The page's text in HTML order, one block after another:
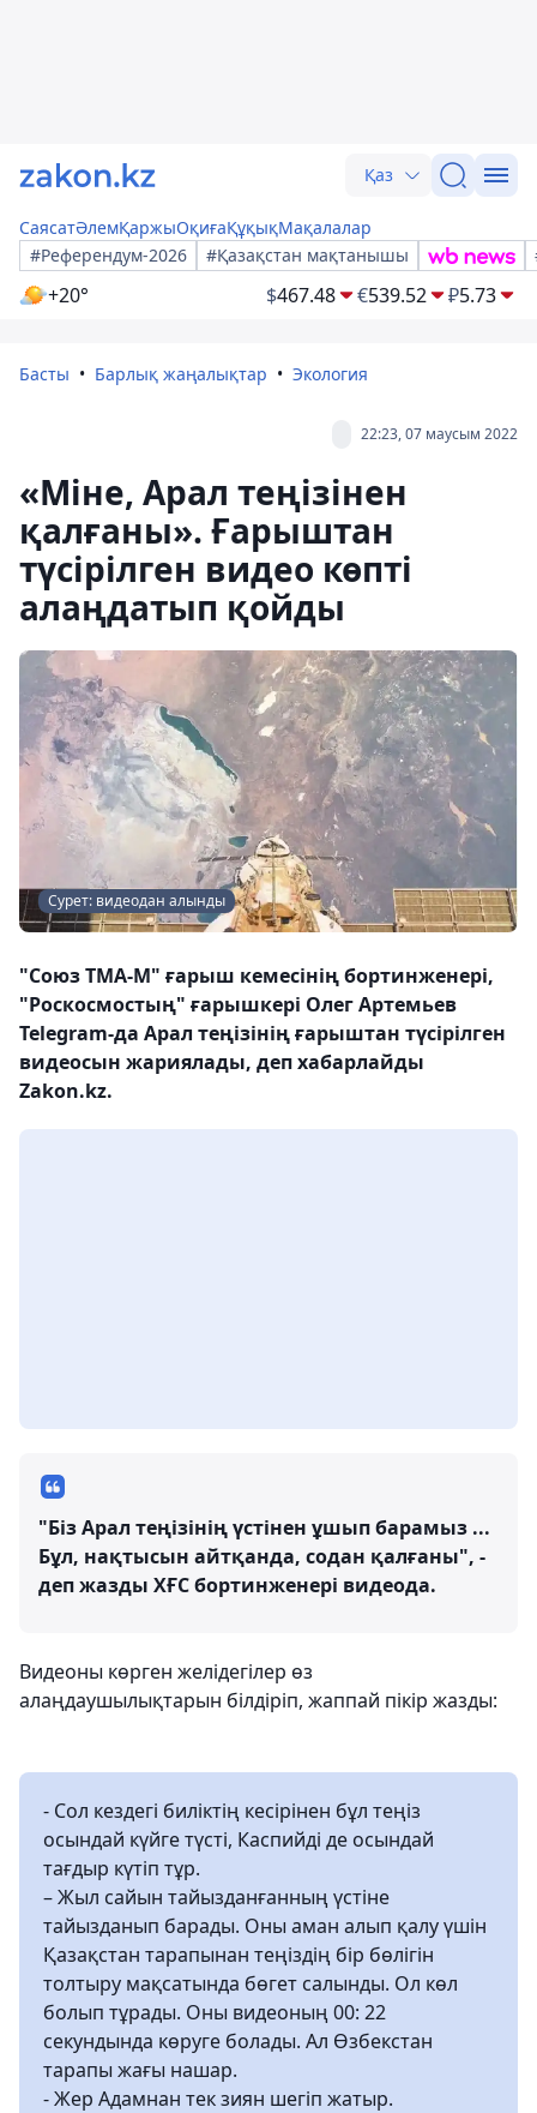
Қаз
СаясатӘлемҚаржыОқиғаҚұқықМақалалар
#Референдум-2026
#Қазақстан мақтанышы
+20° $467.48 €539.52 ₽5.73
Басты Барлық жаңалықтар Экология
22:23, 07 маусым 2022
«Міне, Арал теңізінен
қалғаны». Ғарыштан
түсірілген видео көпті
алаңдатып қойды
Сурет: видеодан алынды
"Союз ТМА-М" ғарыш кемесінің бортинженері,
"Роскосмостың" ғарышкері Олег Артемьев
Telegram-да Арал теңізінің ғарыштан түсірілген
видеосын жариялады, деп хабарлайды
Zakon.kz.
"Біз Арал теңізінің үстінен ұшып барамыз ...
Бұл, нақтысын айтқанда, содан қалғаны", -
деп жазды ХҒС бортинженері видеода.
Видеоны көрген желідегілер өз
алаңдаушылықтарын білдіріп, жаппай пікір жазды:
- Сол кездегі биліктің кесірінен бұл теңіз
осындай күйге түсті, Каспийді де осындай
тағдыр күтіп тұр.
– Жыл сайын тайызданғанның үстіне
тайызданып барады. Оны аман алып қалу үшін
Қазақстан тарапынан теңіздің бір бөлігін
толтыру мақсатында бөгет салынды. Ол көл
болып тұрады. Оны видеоның 00: 22
секундында көруге болады. Ал Өзбекстан
тарапы жағы нашар.
- Жер Адамнан тек зиян шегіп жатыр.